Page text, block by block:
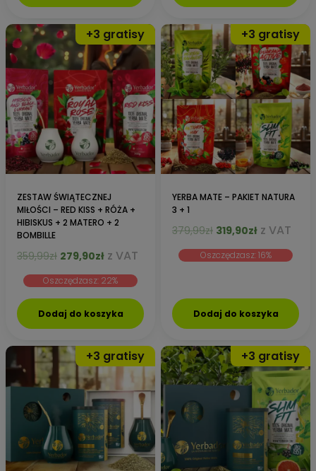
ZESTAW ŚWIĄTECZNEJ
MIŁOŚCI – RED KISS + RÓŻA +
HIBISKUS + 2 MATERO + 2
BOMBILLE
359,99zł Pierwotna
wynosiła:
359,99zł.
279,90złAktualna
wynosi:
279,90zł.
z VAT
Oszczędzasz: 22%
Dodaj do koszyka
YERBA MATE – PAKIET NATURA
3 + 1
379,99zł Pierwotna
wynosiła:
319,90złAktualna
wynosi:
z VAT
Oszczędzasz: 16%
Dodaj do koszyka